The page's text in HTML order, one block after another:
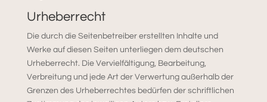
Urheberrecht
Die durch die Seitenbetreiber erstellten Inhalte und
Werke auf diesen Seiten unterliegen dem deutschen
Urheberrecht. Die Vervielfältigung, Bearbeitung,
Verbreitung und jede Art der Verwertung außerhalb der
Grenzen des Urheberrechtes bedürfen der schriftlichen